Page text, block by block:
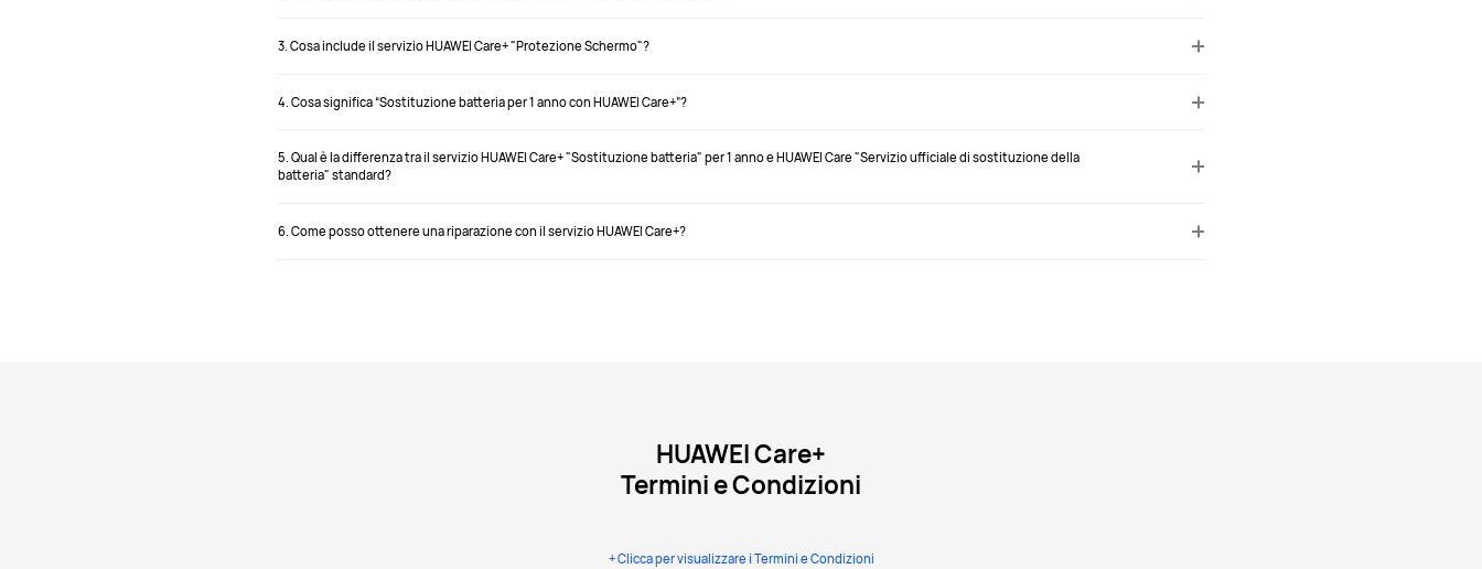
3. Cosa include il servizio HUAWEI Care+ "Protezione Schermo"?
4. Cosa significa “Sostituzione batteria per 1 anno con HUAWEI Care+”?
5. Qual è la differenza tra il servizio HUAWEI Care+ "Sostituzione batteria" per 1 anno e HUAWEI Care "Servizio ufficiale di sostituzione della
batteria" standard?
6. Come posso ottenere una riparazione con il servizio HUAWEI Care+?
HUAWEI Care+
Termini e Condizioni
+ Clicca per visualizzare i Termini e Condizioni